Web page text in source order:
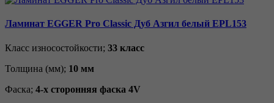
Ламинат EGGER Pro Classic Дуб Азгил белый EPL153
Класс износостойкости; 33 класс
Толщина (мм); 10 мм
Фаска; 4-х сторонняя фаска 4V